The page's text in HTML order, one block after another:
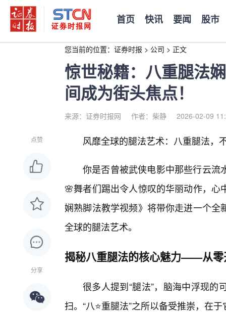
首页 快讯 要闻 股市
您当前的位置： 证券时报 > 公司 > 正文
惊世秘籍：八重腿法
间成为街头焦点！
来源：证券时报网 作者：柴静 2026-02-09
点赞
分享
风靡全球的腿法艺术：八重腿法，
你是否曾被武侠电影中那些行云流
🌸舞者们踢出令人惊叹的华丽动作，
娴熟脚法教学视频》将带你走进一个
全球的腿法艺术。
揭秘八重腿法的核心魅力——从零
很多人提到“腿法”，脑海中浮现
扫。“八⭐重腿法”之所以备受推崇，在